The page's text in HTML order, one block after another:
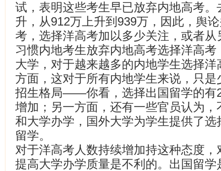
试，表明这些考生早已放弃内地高考
升，从912万上升到939万，因此，舆
考，选择洋高考加以多少关注，或者
习惯内地考生放弃内地高考选择洋高
大学，对于越来越多的内地学生选择
方面，这对于所有内地学生来说，只
招生格局——你看，选择出国留学的有
增加；另一方面，还有一些官员认为
和大学办学，国外大学为学生提供了
留学。
对于洋高考人数持续增加持这种态度
提高大学办学质量是不利的。出国留